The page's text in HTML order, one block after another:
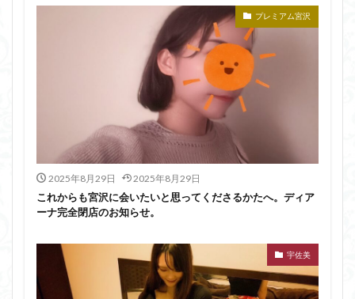
プレミアム宮沢
2025年8月29日 2025年8月29日
これからも宮沢に会いたいと思ってくださるかたへ。ディア
ーナ完全閉店のお知らせ。
宇佐美